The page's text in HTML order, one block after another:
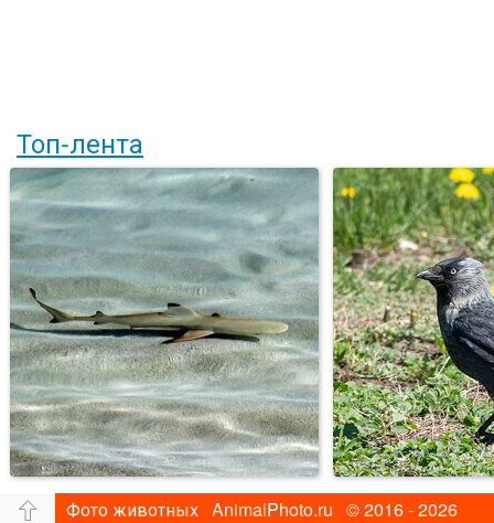
Топ-лента
Фото животных AnimalPhoto.ru © 2016 - 2026